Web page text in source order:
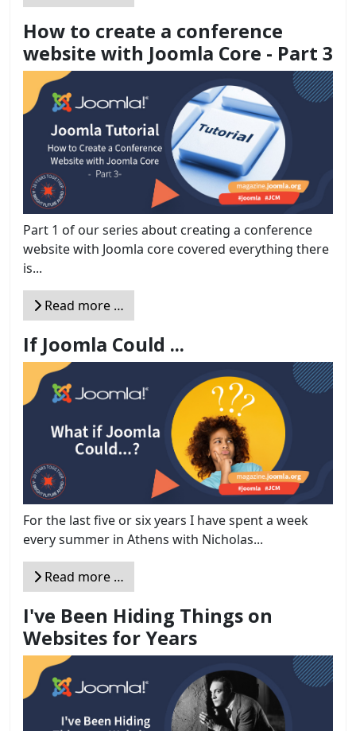
How to create a conference
website with Joomla Core - Part 3
Part 1 of our series about creating a conference
website with Joomla core covered everything there
is...
Read more …
If Joomla Could ...
For the last five or six years I have spent a week
every summer in Athens with Nicholas...
Read more …
I've Been Hiding Things on
Websites for Years